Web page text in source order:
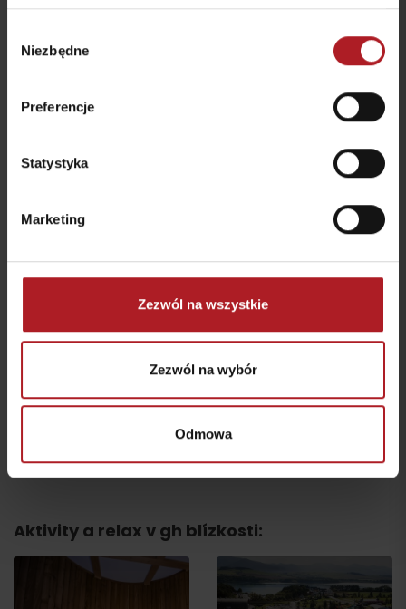
zgody
Niezbędne
Preferencje
Statystyka
Marketing
Zezwól na wszystkie
Zezwól na wybór
Odmowa
Liptovský Mikuláš
Liptovský Trnovec
Restauracja Hradná
Liptovský Trnovec
Kawiarnia i Cukiernia
Liptovský Mikuláš
LILA cafe & bar
Liptovský Mikuláš
wszystkie miejsca do jedzenia i picia
Aktivity a relax v gh blízkosti: